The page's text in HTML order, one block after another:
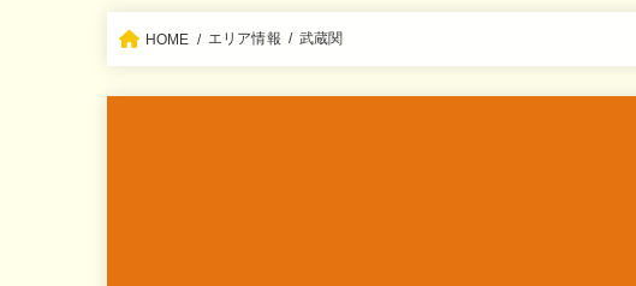
HOME エリア情報 武蔵関